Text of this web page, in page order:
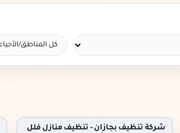
شركة تنظيف بجازان - تنظيف منازل فلل